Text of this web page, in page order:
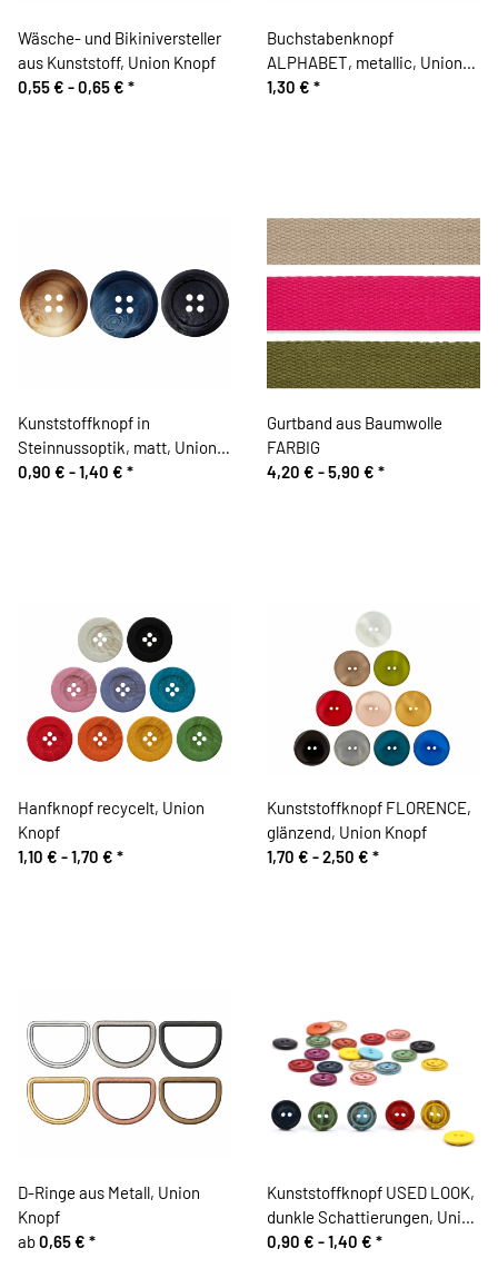
Wäsche- und Bikiniversteller
aus Kunststoff, Union Knopf
0,55 € -0,65 € *
Buchstabenknopf
ALPHABET, metallic, Union
Knopf
1,30 € *
Kunststoffknopf in
Steinnussoptik, matt, Union
Knopf
0,90 € -1,40 € *
Gurtband aus Baumwolle
FARBIG
4,20 € -5,90 € *
Hanfknopf recycelt, Union
Knopf
1,10 € -1,70 € *
Kunststoffknopf FLORENCE,
glänzend, Union Knopf
1,70 € -2,50 € *
D-Ringe aus Metall, Union
Knopf
ab0,65 € *
Kunststoffknopf USED LOOK,
dunkle Schattierungen, Union
Knopf
0,90 € -1,40 € *